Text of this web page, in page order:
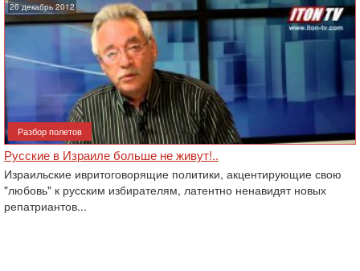
26 декабрь 2012
Разбор полетов
Русские в Израиле больше не живут!..
Израильские ивритоговорящие политики, акцентирующие свою
"любовь" к русским избирателям, латентно ненавидят новых
репатриантов...